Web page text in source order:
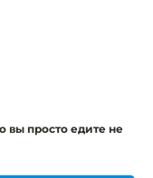
вы просто едите не